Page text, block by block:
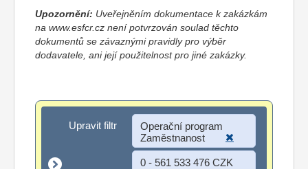
Upozornění: Uveřejněním dokumentace k zakázkám
na www.esfcr.cz není potvrzován soulad těchto
dokumentů se závaznými pravidly pro výběr
dodavatele, ani její použitelnost pro jiné zakázky.
Upravit filtr
Upravit filtr
Operační program
Zaměstnanost
0 - 561 533 476 CZK